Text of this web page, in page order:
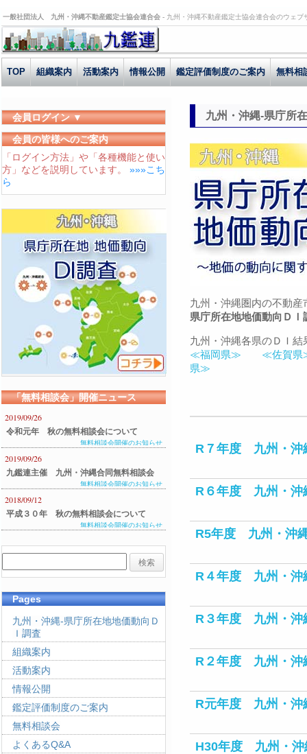
一般社団法人 九州・沖縄不動産鑑定士協会連合会 - 九州・沖縄不動産鑑定士協会連合会のウェ
TOP 組織案内 活動案内 情報公開 鑑定評価制度のご案内 無料相
九州・沖縄-県庁所
九州・沖縄圏内の不動
県庁所在地地価動向Ｄ
九州・沖縄各県のＤＩ結
≪福岡県≫
≪佐賀
県≫
R７年度 九州・沖
R６年度 九州・沖
R5年度 九州・沖
R４年度 九州・沖
R３年度 九州・沖
R２年度 九州・沖
R元年度 九州・沖
H30年度 九州・沖
会員ログイン ▼
ユーザーID
パスワード
会員の皆様へのご案内
「ログイン方法」や「各種機能と使い
方」などを説明しています。 »»»こち
ら
「無料相談会」開催ニュース
2019/09/26
令和元年 秋の無料相談会について
無料相談会開催のお知らせ
2019/09/26
九鑑連主催 九州・沖縄合同無料相談会
のご案内
無料相談会開催のお知らせ
2018/09/12
平成３０年 秋の無料相談会について
無料相談会開催のお知らせ
Pages
九州・沖縄-県庁所在地地価動向Ｄ
Ｉ調査
組織案内
活動案内
情報公開
鑑定評価制度のご案内
無料相談会
よくあるQ&A